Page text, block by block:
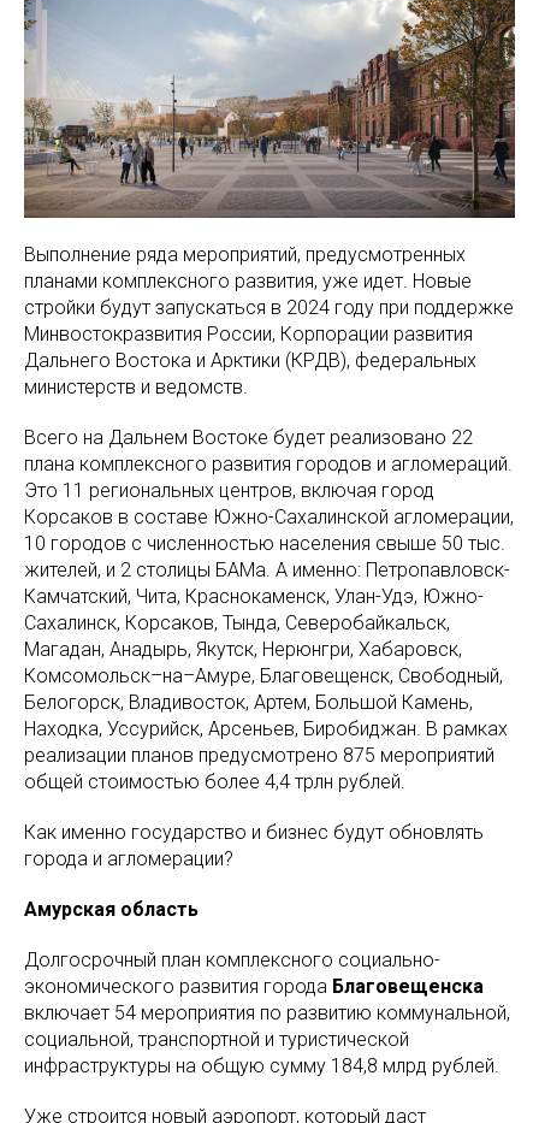
Выполнение ряда мероприятий, предусмотренных
планами комплексного развития, уже идет. Новые
стройки будут запускаться в 2024 году при поддержке
Минвостокразвития России, Корпорации развития
Дальнего Востока и Арктики (КРДВ), федеральных
министерств и ведомств.
Всего на Дальнем Востоке будет реализовано 22
плана комплексного развития городов и агломераций.
Это 11 региональных центров, включая город
Корсаков в составе Южно-Сахалинской агломерации,
10 городов с численностью населения свыше 50 тыс.
жителей, и 2 столицы БАМа. А именно: Петропавловск-
Камчатский, Чита, Краснокаменск, Улан-Удэ, Южно-
Сахалинск, Корсаков, Тында, Северобайкальск,
Магадан, Анадырь, Якутск, Нерюнгри, Хабаровск,
Комсомольск–на–Амуре, Благовещенск, Свободный,
Белогорск, Владивосток, Артем, Большой Камень,
Находка, Уссурийск, Арсеньев, Биробиджан. В рамках
реализации планов предусмотрено 875 мероприятий
общей стоимостью более 4,4 трлн рублей.
Как именно государство и бизнес будут обновлять
города и агломерации?
Амурская область
Долгосрочный план комплексного социально-
экономического развития города Благовещенска
включает 54 мероприятия по развитию коммунальной,
социальной, транспортной и туристической
инфраструктуры на общую сумму 184,8 млрд рублей.
Уже строится новый аэропорт, который даст